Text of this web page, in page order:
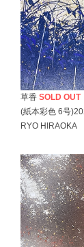
草香 SOLD OUT
(紙本彩色 6号
RYO HIRAOKA